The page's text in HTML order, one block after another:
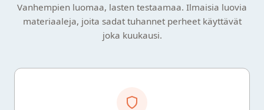
Vanhempien luomaa, lasten testaamaa. Ilmaisia luovia
materiaaleja, joita sadat tuhannet perheet käyttävät
joka kuukausi.